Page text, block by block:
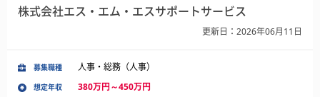
株式会社エス・エム・エスサポートサービス
更新日：2026年06月11日
募集職種 人事・総務（人事）
想定年収 380万円～450万円